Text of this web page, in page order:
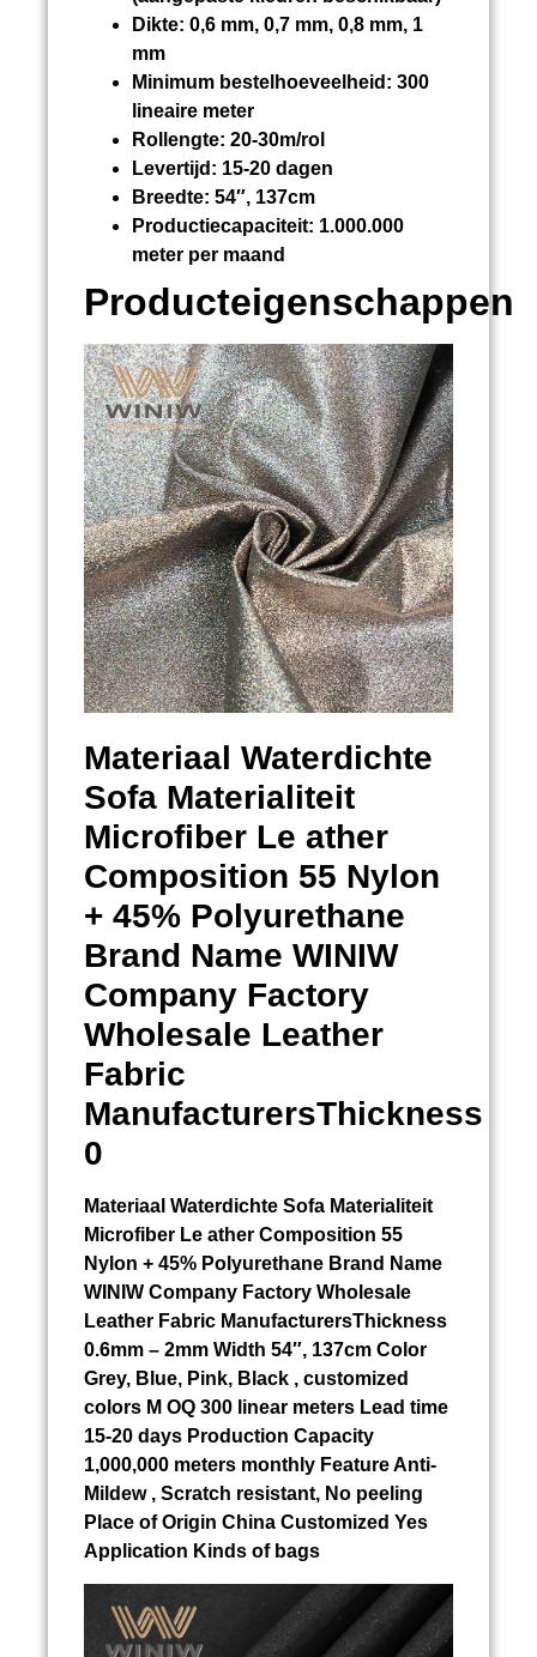
Dikte: 0,6 mm, 0,7 mm, 0,8 mm, 1
mm
Minimum bestelhoeveelheid: 300
lineaire meter
Rollengte: 20-30m/rol
Levertijd: 15-20 dagen
Breedte: 54″, 137cm
Productiecapaciteit: 1.000.000
meter per maand
Producteigenschappen
Materiaal Waterdichte
Sofa Materialiteit
Microfiber Le ather
Composition 55 Nylon
+ 45% Polyurethane
Brand Name WINIW
Company Factory
Wholesale Leather
Fabric
ManufacturersThickness
0
Materiaal Waterdichte Sofa Materialiteit
Microfiber Le ather Composition 55
Nylon + 45% Polyurethane Brand Name
WINIW Company Factory Wholesale
Leather Fabric ManufacturersThickness
0.6mm – 2mm Width 54″, 137cm Color
Grey, Blue, Pink, Black , customized
colors M OQ 300 linear meters Lead time
15-20 days Production Capacity
1,000,000 meters monthly Feature Anti-
Mildew , Scratch resistant, No peeling
Place of Origin China Customized Yes
Application Kinds of bags